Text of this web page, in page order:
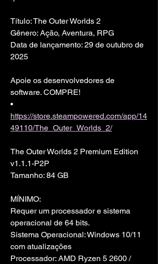
Título: The Outer Worlds 2
Gênero: Ação, Aventura, RPG
Data de lançamento: 29 de outubro de
2025
Apoie os desenvolvedores de
software. COMPRE!
•
https://store.steampowered.com/app/14
49110/The_Outer_Worlds_2/
The Outer Worlds 2 Premium Edition
v1.1.1-P2P
Tamanho: 84 GB
MÍNIMO:
Requer um processador e sistema
operacional de 64 bits.
Sistema Operacional: Windows 10/11
com atualizações
Processador: AMD Ryzen 5 2600 /